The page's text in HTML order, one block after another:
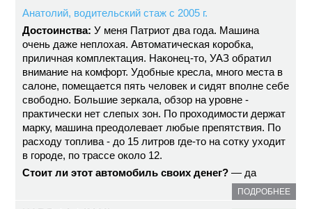
Анатолий, водительский стаж с 2005 г.
Достоинства: У меня Патриот два года. Машина
очень даже неплохая. Автоматическая коробка,
приличная комплектация. Наконец-то, УАЗ обратил
внимание на комфорт. Удобные кресла, много места в
салоне, помещается пять человек и сидят вполне себе
свободно. Большие зеркала, обзор на уровне -
практически нет слепых зон. По проходимости держат
марку, машина преодолевает любые препятствия. По
расходу топлива - до 15 литров где-то на сотку уходит
в городе, по трассе около 12.
Стоит ли этот автомобиль своих денег? — да
ПОДРОБНЕЕ